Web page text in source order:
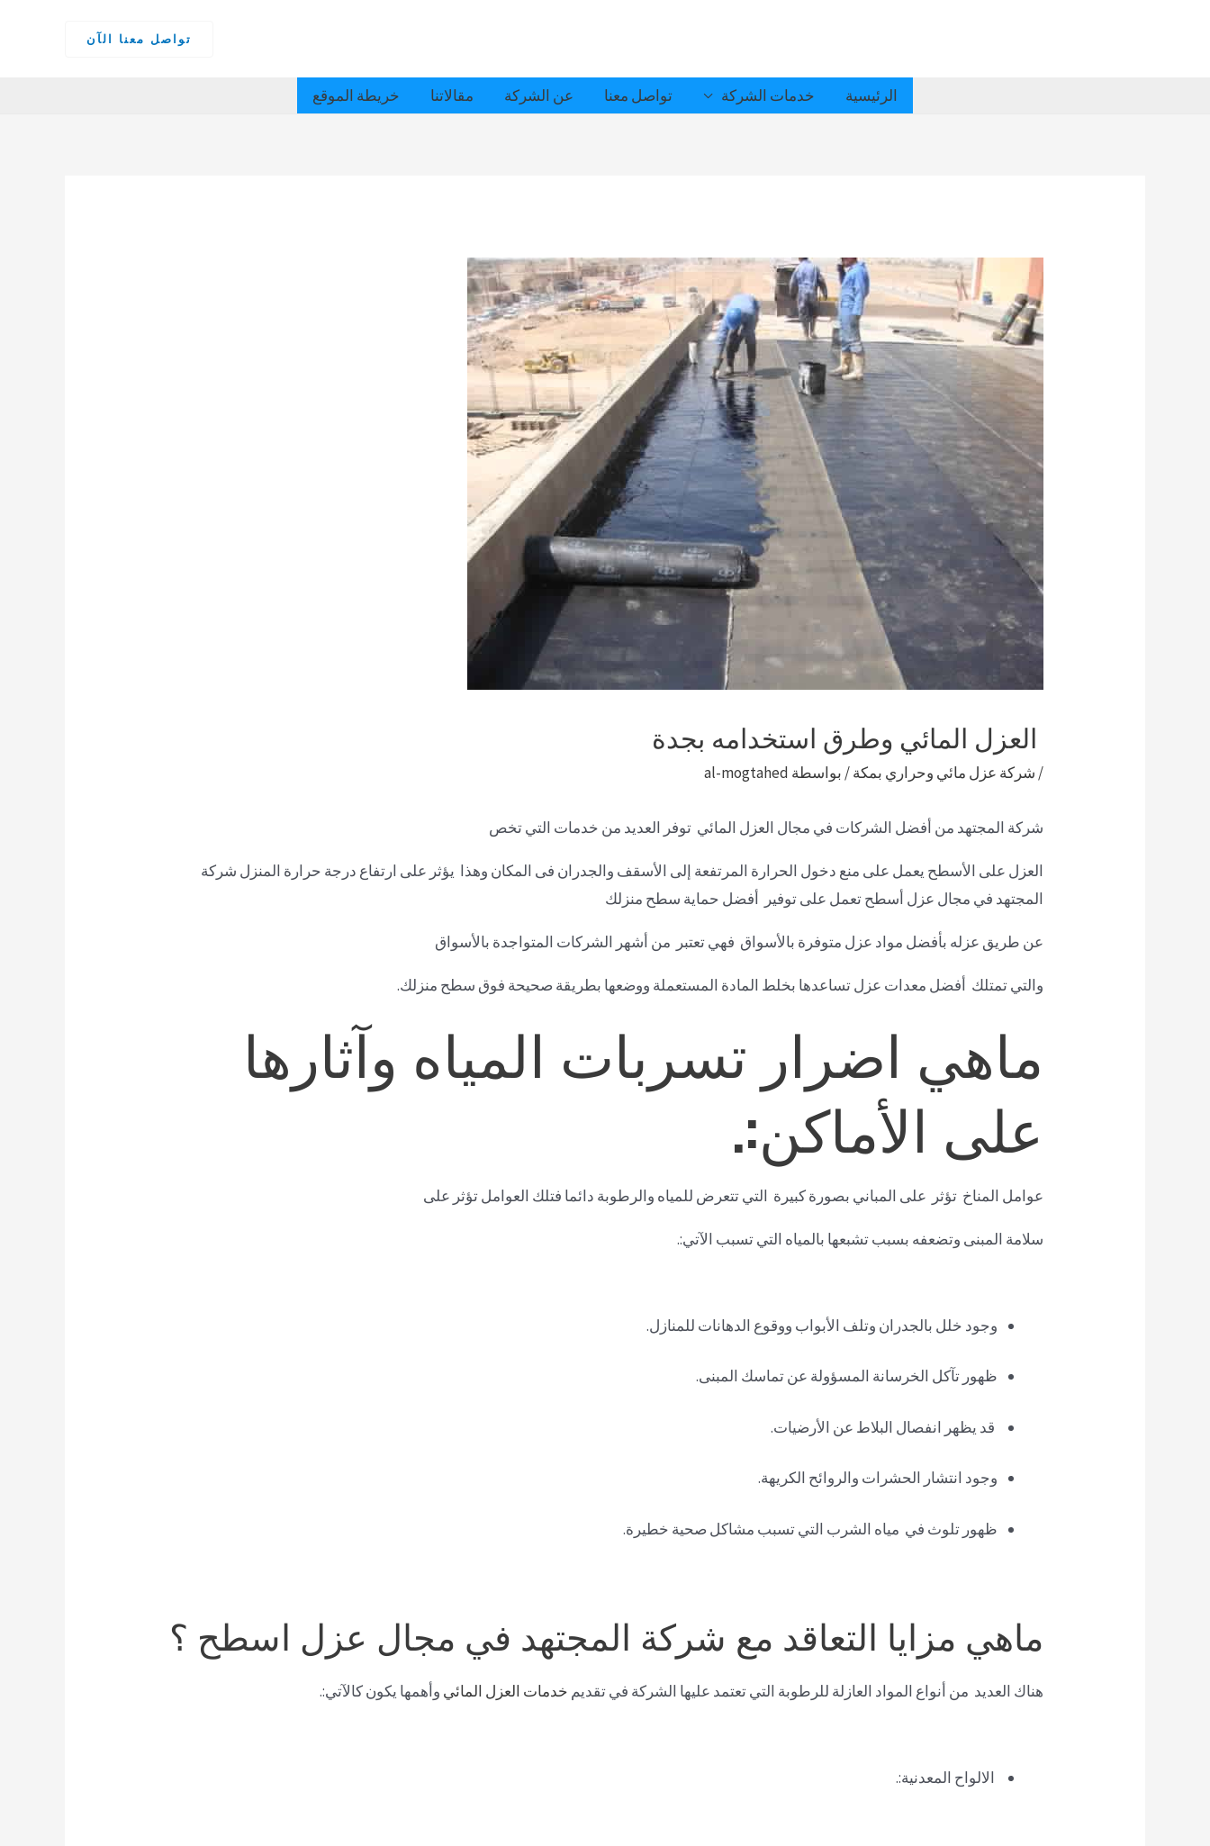
تواصل معنا الآن
الرئيسية خدمات الشركة تواصل معنا عن الشركة مقالاتنا خريطة الموقع
العزل المائي وطرق استخدامه بجدة
/ شركة عزل مائي وحراري بمكة/ بواسطة al-mogtahed
شركة المجتهد من أفضل الشركات في مجال العزل المائي توفر العديد من خدمات التي تخص
العزل على الأسطح يعمل على منع دخول الحرارة المرتفعة إلى الأسقف والجدران فى المكان وهذا يؤثر على ارتفاع درجة حرارة المنزل شركة
المجتهد في مجال عزل أسطح تعمل على توفير أفضل حماية سطح منزلك
عن طريق عزله بأفضل مواد عزل متوفرة بالأسواق فهي تعتبر من أشهر الشركات المتواجدة بالأسواق
والتي تمتلك أفضل معدات عزل تساعدها بخلط المادة المستعملة ووضعها بطريقة صحيحة فوق سطح منزلك.
ماهي اضرار تسربات المياه وآثارها
على الأماكن:.
عوامل المناخ تؤثر على المباني بصورة كبيرة التي تتعرض للمياه والرطوبة دائما فتلك العوامل تؤثر على
سلامة المبنى وتضعفه بسبب تشبعها بالمياه التي تسبب الآتي:.
وجود خلل بالجدران وتلف الأبواب ووقوع الدهانات للمنازل.
ظهور تآكل الخرسانة المسؤولة عن تماسك المبنى.
قد يظهر انفصال البلاط عن الأرضيات.
وجود انتشار الحشرات والروائح الكريهة.
ظهور تلوث في مياه الشرب التي تسبب مشاكل صحية خطيرة.
ماهي مزايا التعاقد مع شركة المجتهد في مجال عزل اسطح ؟
هناك العديد من أنواع المواد العازلة للرطوبة التي تعتمد عليها الشركة في تقديم خدمات العزل المائي وأهمها يكون كالآتي:.
الالواح المعدنية:.